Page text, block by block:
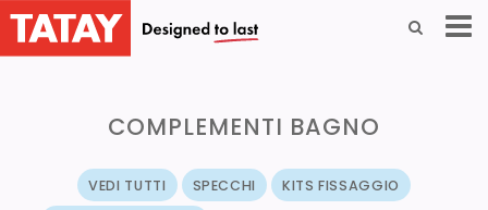
COMPLEMENTI BAGNO
VEDI TUTTI SPECCHI
KITS FISSAGGIO